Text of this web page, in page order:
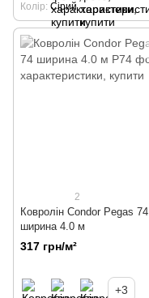
Колір Сірий
2
Ковролін Condor Pegas 74
ширина 4.0 м
317 грн/м²
+3